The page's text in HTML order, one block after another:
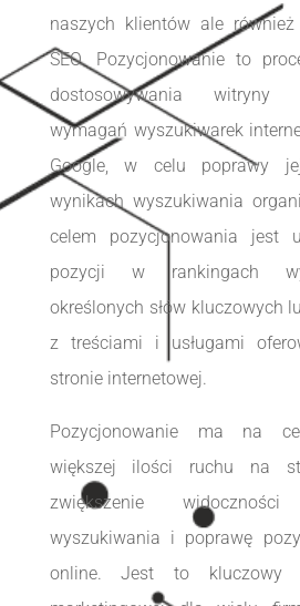
naszych klientów ale
SEO. Pozycjonowanie to
dostosowywania witryny
wymagań wyszukiwarek
Google, w celu poprawy
wynikach wyszukiwania
celem pozycjonowania jest
pozycji w rankingach
określonych słów kluczowych
z treściami i usługami
stronie internetowej.
Pozycjonowanie ma na
większej ilości ruchu na
zwiększenie
wyszukiwania i poprawę
online. Jest to kluczowy